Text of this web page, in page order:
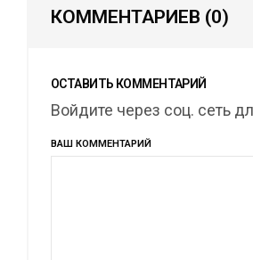
КОММЕНТАРИЕВ (0)
ОСТАВИТЬ КОММЕНТАРИЙ
Войдите через соц. сеть
ВАШ КОММЕНТАРИЙ